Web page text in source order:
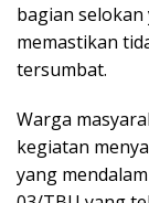
bagian
memastikan
tersumbat.
Warga
kegiatan
yang